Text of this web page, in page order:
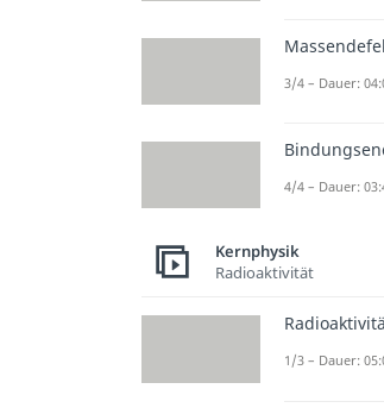
3/4 – Dauer:
4/4 – Dauer:
Kernphysik
Radioaktivität
1/3 – Dauer: